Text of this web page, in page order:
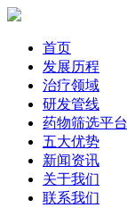
首页
发展历程
治疗领域
研发管线
药物筛选平台
五大优势
新闻资讯
关于我们
联系我们